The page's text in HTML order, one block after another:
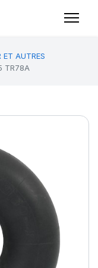
ET AUTRES
TR78A